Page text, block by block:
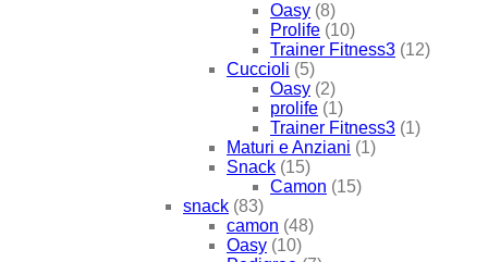
Oasy (8)
Prolife (10)
Trainer Fitness3 (12)
Cuccioli (5)
Oasy (2)
prolife (1)
Trainer Fitness3 (1)
Maturi e Anziani (1)
Snack (15)
Camon (15)
snack (83)
camon (48)
Oasy (10)